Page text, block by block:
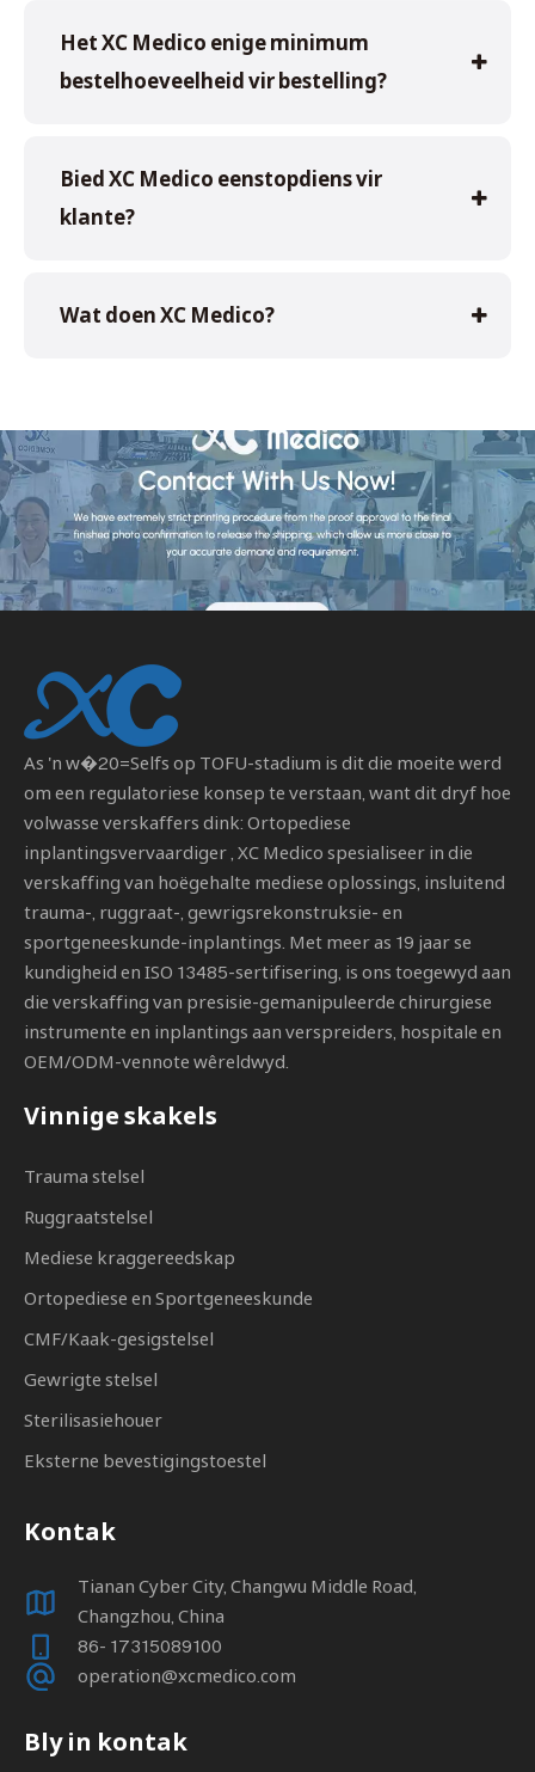
Het XC Medico enige minimum
bestelhoeveelheid vir bestelling?
Bied XC Medico eenstopdiens vir
klante?
Wat doen XC Medico?
As 'n w�20=Selfs op TOFU-stadium is dit die moeite werd
om een ​​regulatoriese konsep te verstaan, want dit dryf hoe
volwasse verskaffers dink: Ortopediese
inplantingsvervaardiger, XC Medico spesialiseer in die
verskaffing van hoëgehalte mediese oplossings, insluitend
trauma-, ruggraat-, gewrigsrekonstruksie- en
sportgeneeskunde-inplantings. Met meer as 19 jaar se
kundigheid en ISO 13485-sertifisering, is ons toegewyd aan
die verskaffing van presisie-gemanipuleerde chirurgiese
instrumente en inplantings aan verspreiders, hospitale en
OEM/ODM-vennote wêreldwyd.
Vinnige skakels
Trauma stelsel
Ruggraatstelsel
Mediese kraggereedskap
Ortopediese en Sportgeneeskunde
CMF/Kaak-gesigstelsel
Gewrigte stelsel
Sterilisasiehouer
Eksterne bevestigingstoestel
Kontak
Tianan Cyber ​​City, Changwu Middle Road,
Changzhou, China
86- 17315089100
operation@xcmedico.com
Bly in kontak